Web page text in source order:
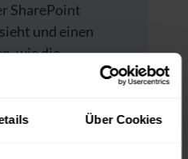
Über Cookies
SharePoint
und einen
wie die
bei der